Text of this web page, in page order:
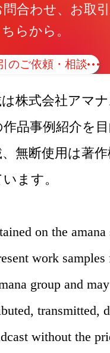
合わせ、お取
らから。
のご依頼・相談
株式会社アマ
品事例紹介を
無断使用は著作
ます。
on the amana
work samples
group and
transmitted,
without the
ョン